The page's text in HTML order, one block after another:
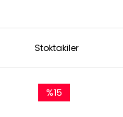
Stoktakiler
%15